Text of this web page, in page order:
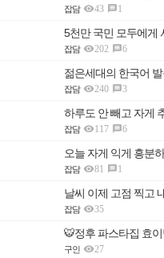
잡담 43 1
5천만 국민 모두에게
잡담 202 6
젊은세대의 한국어
잡담 240 3
하루도 안 빼고 자게
잡담 117 6
오늘 자게 익게 흥분
잡담 81 1
날씨 이제 고점 찍고
잡담 35
🐯정후 파스타집 효
구인 27